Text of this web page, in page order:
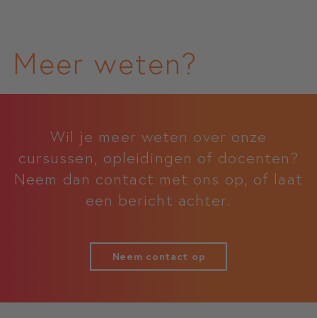
Meer weten?
Wil je meer weten over onze
cursussen, opleidingen of docenten?
Neem dan contact met ons op, of laat
een bericht achter.
Neem contact op